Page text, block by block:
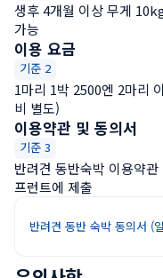
생후 4개월 이상 무게
가능
이용 요금
기준 2
1마리 1박 2500엔 2마리
비 별도)
이용약관 및 동의서
기준 3
반려견 동반숙박 이용약
프런트에 제출
반려견 동반 숙박 동의서 (